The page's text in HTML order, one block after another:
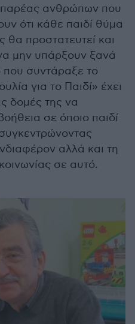
παρέας ανθρώπων που
ότι κάθε παιδί θύµα
θα προστατευτεί και
µην υπάρξουν ξανά
που συντάραξε το
για το Παιδί» έχει
δοµές της να
σε όποιο παιδί
αλλά και τη
σε αυτό.